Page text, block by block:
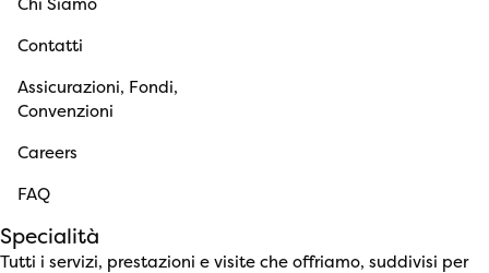
Contatti
Assicurazioni, Fondi,
Convenzioni
Careers
FAQ
Specialità
Tutti i servizi, prestazioni e visite che offriamo, suddivisi per